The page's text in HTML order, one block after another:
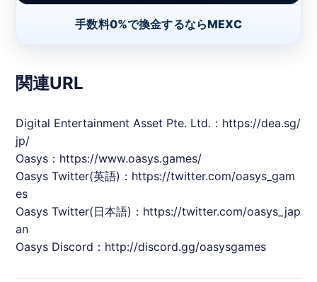
手数料0%で換金するならMEXC
関連URL
Digital Entertainment Asset Pte. Ltd.： https://dea.sg/
jp/
Oasys ： https://www.oasys.games/
Oasys Twitter(英語)： https://twitter.com/oasys_gam
es
Oasys Twitter(日本語)： https://twitter.com/oasys_jap
an
Oasys Discord： http://discord.gg/oasysgames